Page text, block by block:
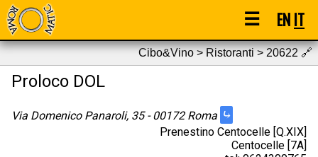
☰ ENIT
Cibo&Vino > Ristoranti > 20622🔗
Proloco DOL
Via Domenico Panaroli, 35 - 00172 Roma ⤷
Prenestino Centocelle [Q.XIX]
Centocelle [7A]